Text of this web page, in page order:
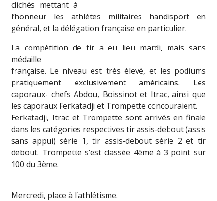
clichés mettant à
l’honneur les athlètes militaires handisport en
général, et la délégation française en particulier.
La compétition de tir a eu lieu mardi, mais sans
médaille
française. Le niveau est très élevé, et les podiums
pratiquement exclusivement américains. Les
caporaux- chefs Abdou, Boissinot et Itrac, ainsi que
les caporaux Ferkatadji et Trompette concouraient.
Ferkatadji, Itrac et Trompette sont arrivés en finale
dans les catégories respectives tir assis-debout (assis
sans appui) série 1, tir assis-debout série 2 et tir
debout. Trompette s’est classée 4ème à 3 point sur
100 du 3ème.
Mercredi, place à l’athlétisme.